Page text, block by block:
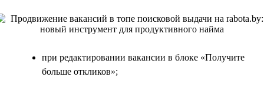
при редактировании вакансии в блоке «Получите
больше откликов»;